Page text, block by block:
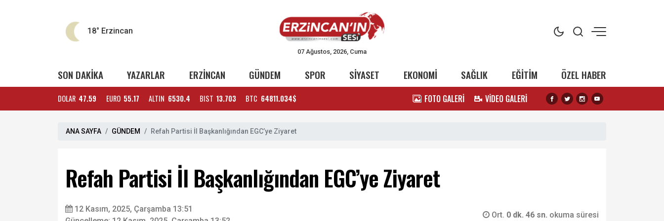
18° Erzincan
07 Ağustos, 2026, Cuma
SON DAKİKA YAZARLAR ERZİNCAN GÜNDEM SPOR SİYASET EKONOMİ SAĞLIK EĞİTİM ÖZEL HABER
DOLAR 47.59 EURO 55.17 ALTIN 6530.4 BIST 13.703 BTC 64811.034$ FOTO GALERİ VİDEO GALERİ
ANA SAYFA GÜNDEM Refah Partisi İl Başkanlığından EGC’ye Ziyaret
Refah Partisi İl Başkanlığından EGC’ye Ziyaret
12 Kasım, 2025, Çarşamba 13:51
Ort. 0 dk. 46 sn. okuma süresi